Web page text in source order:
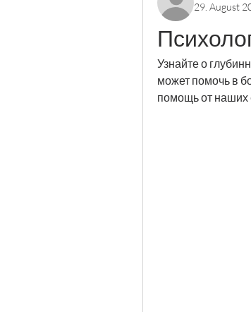
29. August
Узнайте о
может помочь в
помощь от наших